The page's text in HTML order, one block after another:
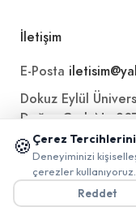
İletişim
E-Posta
Dokuz Eylül
Doğuş Cad.
🍪 Çerez
Deneyiminizi
çerezler kullanıyoruz.
Reddet
📱 Mobil